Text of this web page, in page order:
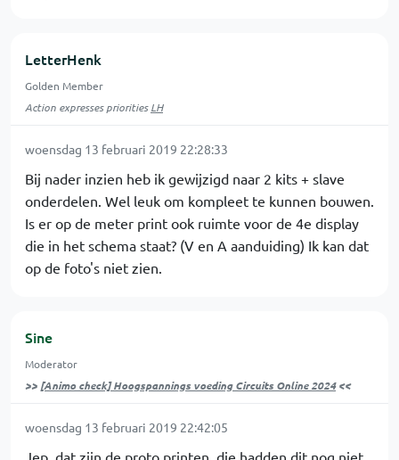
LetterHenk
Golden Member
Action expresses prioritiesLH
woensdag 13 februari 2019 22:28:33
Bij nader inzien heb ik gewijzigd naar 2 kits + slave
onderdelen. Wel leuk om kompleet te kunnen bouwen.
Is er op de meter print ook ruimte voor de 4e display
die in het schema staat? (V en A aanduiding) Ik kan dat
op de foto's niet zien.
Sine
Moderator
>> [Animo check] Hoogspannings voeding Circuits Online 2024<<
woensdag 13 februari 2019 22:42:05